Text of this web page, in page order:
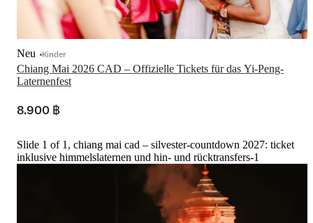
Chiang Mai 2026 CAD – Offizielle Tickets für das Yi-Peng-
Laternenfest
Neu Kinder
8.900 ฿
Slide 1 of 1, chiang mai cad – silvester-countdown 2027: ticket
inklusive himmelslaternen und hin- und rücktransfers-1